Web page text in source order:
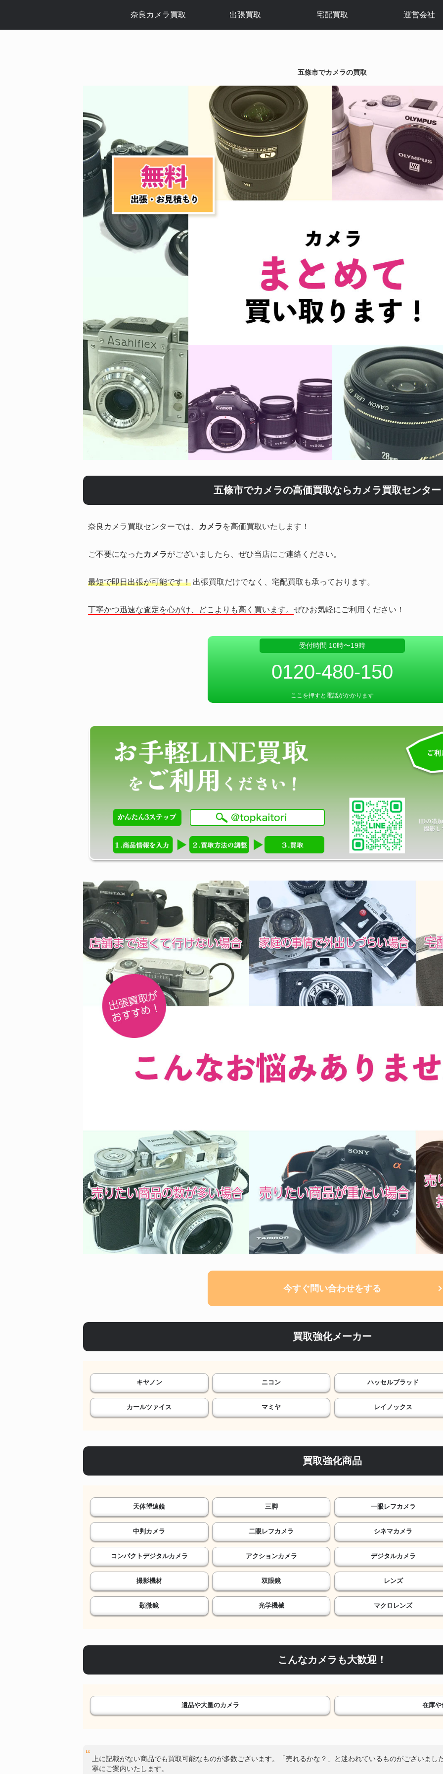
奈良カメラ買取 出張買取 宅配買取 運営会社
五條市でカメラの買取
五條市でカメラの高価買取ならカメラ買取センタ
奈良カメラ買取センターでは、 カメラ を高価買取いたします！
ご不要になった カメラがございましたら、ぜひ当店にご連絡ください。
最短で即日出張が可能です！ 出張買取だけでなく、宅配買取も承っております。
丁寧かつ迅速な査定を心がけ、どこよりも高く買います。ぜひお気軽にご利用ください！
受付時間 10時〜19時
0120-480-150
ここを押すと電話がかかります
今すぐ問い合わせをする
買取強化メーカー
キヤノン ニコン ハッセルブラッド
カールツァイス マミヤ レイノックス
買取強化商品
天体望遠鏡 三脚 一眼レフカメラ
中判カメラ 二眼レフカメラ シネマカメラ
コンパクトデジタルカメラ アクションカメラ デジタルカメラ
撮影機材 双眼鏡 レンズ
顕微鏡 光学機械 マクロレンズ
こんなカメラも大歓迎！
遺品や大量のカメラ 在庫や
上に記載がない商品でも買取可能なものが多数ございます。「売れるかな？」と迷われているものがございま
寧にご案内いたします。